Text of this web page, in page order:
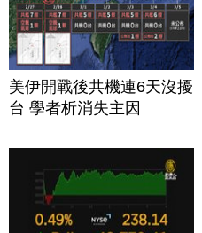
美伊開戰後共機連6天沒擾
台 學者析消失主因